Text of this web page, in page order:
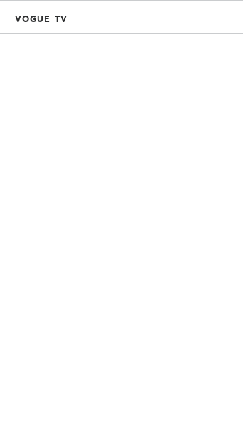
VOGUE TV